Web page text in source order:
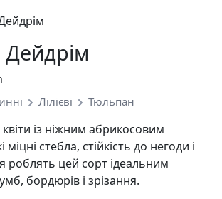
Лілієві Тюльпан
квіти із ніжним абрикосовим
міцні стебла, стійкість до негоди і
роблять цей сорт ідеальним
бордюрів і зрізання.